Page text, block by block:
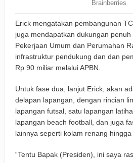
Erick mengatakan pembangunan
juga mendapatkan dukungan
Pekerjaan Umum dan Perumahan
infrastruktur pendukung dan dan
Rp 90 miliar melalui APBN.
Untuk fase dua, lanjut Erick, akan
delapan lapangan, dengan rincian
lapangan futsal, satu lapangan
lapangan beach football, dan juga
lainnya seperti kolam renang hingga
“Tentu Bapak (Presiden), ini saya